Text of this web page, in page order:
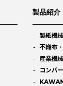
製品紹介
製紙機械
不織布
産業機械
コンバ